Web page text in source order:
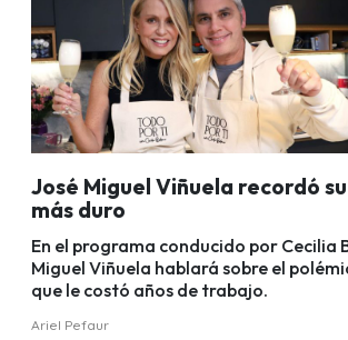
José Miguel Viñuela recordó
más duro
En el programa conducido por Cecilia
Miguel Viñuela hablará sobre el
que le costó años de trabajo.
Ariel Pefaur